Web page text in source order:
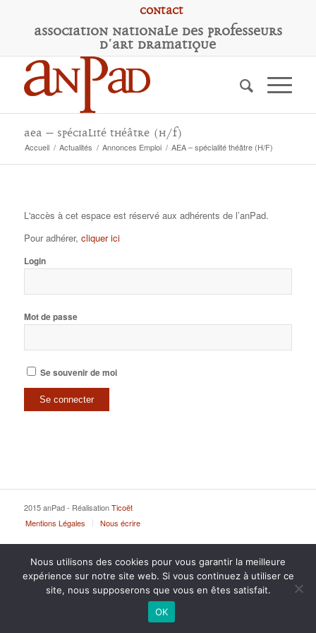
Contact
Association Nationale des Professeurs
d'Art Dramatique
AEA – spécialité théâtre (H/F)
Accueil / Actualités / Annonces Emploi / AEA – spécialité théâtre (H/F)
L'accès à cet espace est réservé aux adhérents de l’anPad.
Pour adhérer, cliquer ici
Login
Mot de passe
Se souvenir de moi
2015 anPad - RéalisationTicoët
Mentions Légales
Nous écrire
Nous utilisons des cookies pour vous garantir la meilleure
expérience sur notre site web. Si vous continuez à utiliser ce
site, nous supposerons que vous en êtes satisfait.
OK